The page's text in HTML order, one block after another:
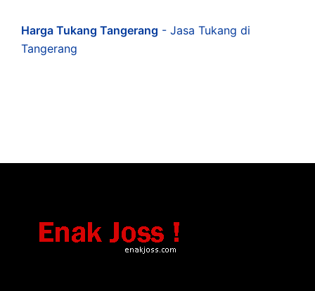
Harga Tukang Tangerang - Jasa Tukang di
Tangerang